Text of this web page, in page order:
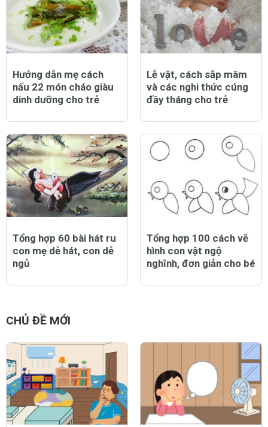
Hướng dẫn mẹ cách
nấu 22 món cháo giàu
dinh dưỡng cho trẻ
Lễ vật, cách sắp mâm
và các nghi thức cúng
đầy tháng cho trẻ
Tổng hợp 60 bài hát ru
con mẹ dễ hát, con dễ
ngủ
Tổng hợp 100 cách vẽ
hình con vật ngộ
nghĩnh, đơn giản cho bé
CHỦ ĐỀ MỚI